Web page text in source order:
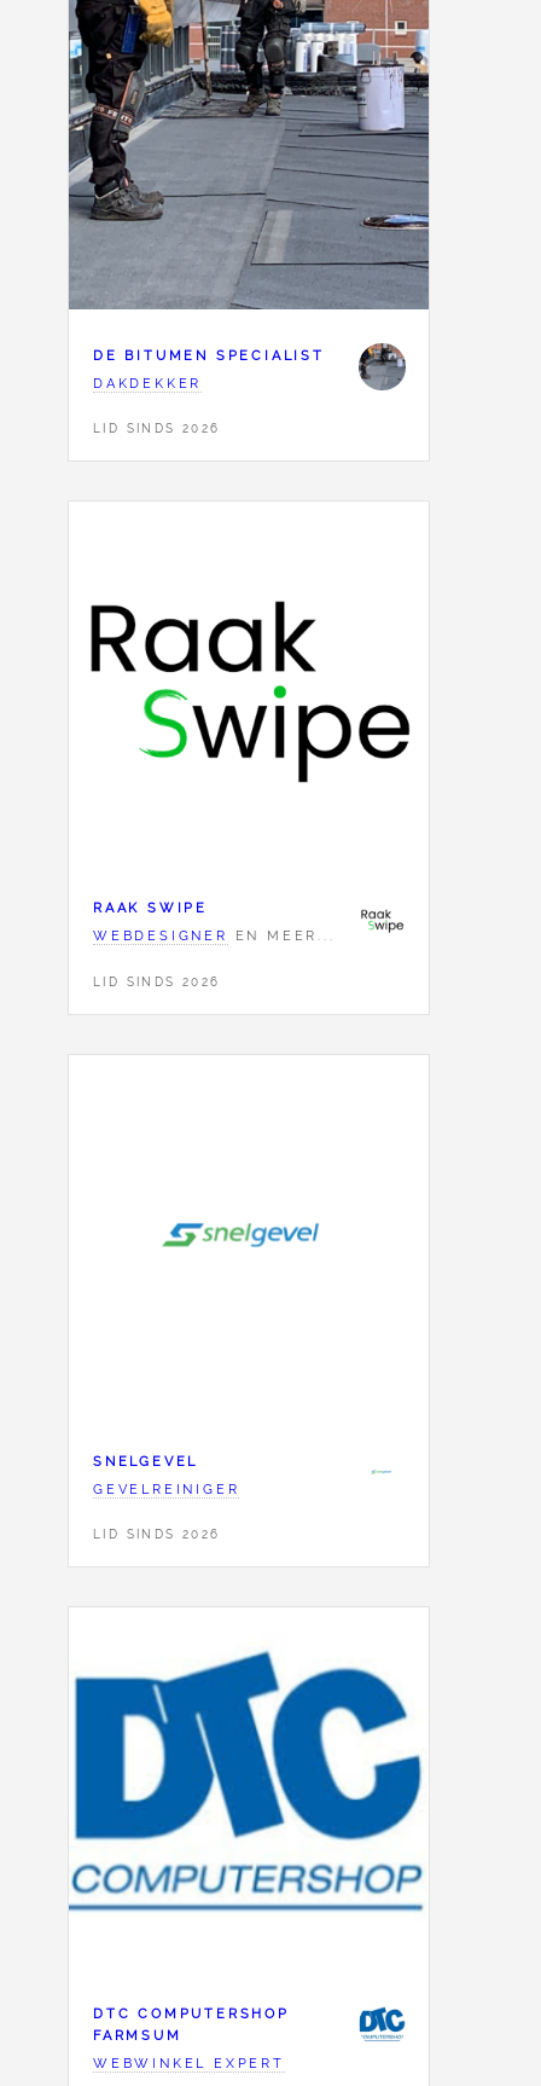
DE BITUMEN SPECIALIST
DAKDEKKER
LID SINDS 2026
RAAK SWIPE
WEBDESIGNER
EN MEER...
LID SINDS 2026
SNELGEVEL
GEVELREINIGER
LID SINDS 2026
DTC COMPUTERSHOP
FARMSUM
WEBWINKEL EXPERT